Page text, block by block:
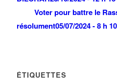
Voter pour battre le
résolument05/07/2024 - 8 h
ÉTIQUETTES